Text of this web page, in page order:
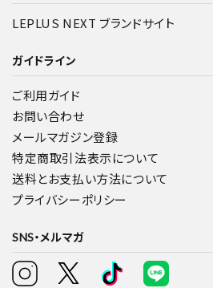
LEPLUS NEXT ブランドサイト
ガイドライン
ご利用ガイド
お問い合わせ
メールマガジン登録
特定商取引法表示について
送料とお支払い方法について
プライバシーポリシー
SNS・メルマガ